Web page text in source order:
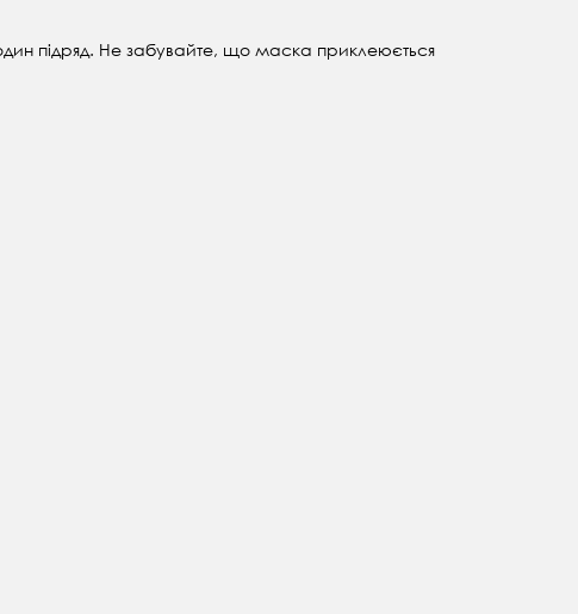
підряд. Не забувайте, що маска приклеюється